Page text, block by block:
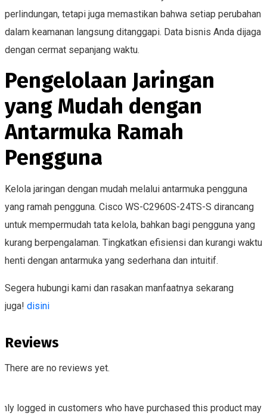
perlindungan, tetapi juga memastikan bahwa setiap perubahan
dalam keamanan langsung ditanggapi. Data bisnis Anda dijaga
dengan cermat sepanjang waktu.
Pengelolaan Jaringan
yang Mudah dengan
Antarmuka Ramah
Pengguna
Kelola jaringan dengan mudah melalui antarmuka pengguna
yang ramah pengguna. Cisco WS-C2960S-24TS-S dirancang
untuk mempermudah tata kelola, bahkan bagi pengguna yang
kurang berpengalaman. Tingkatkan efisiensi dan kurangi waktu
henti dengan antarmuka yang sederhana dan intuitif.
Segera hubungi kami dan rasakan manfaatnya sekarang
juga! disini
Reviews
There are no reviews yet.
logged in customers who have purchased this product may